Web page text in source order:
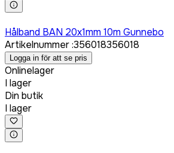
Hålband BAN 20x1mm 10m Gunnebo
Artikelnummer:356018356018
Logga in för att se pris
Onlinelager
I lager
Din butik
I lager